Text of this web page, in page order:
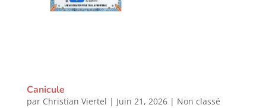
Canicule
par Christian Viertel | Juin 21, 2026| Non classé